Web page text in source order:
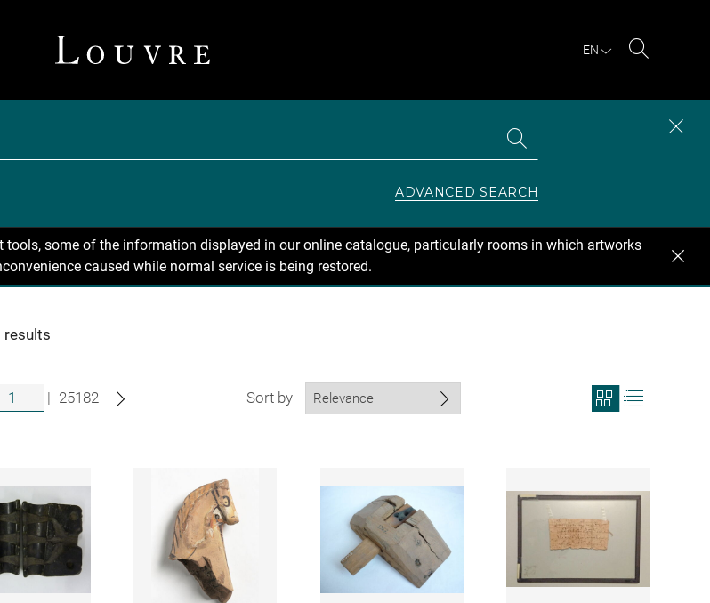
EN
ADVANCED SEARCH
some of the information displayed in our online catalogue, particularly rooms in which artworks
caused while normal service is being restored.
results
| 25182 Sort by
View
search